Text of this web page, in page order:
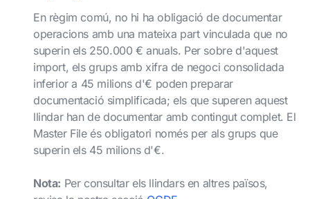
En règim comú, no hi ha obligació de documentar
operacions amb una mateixa part vinculada que no
superin els 250.000 € anuals. Per sobre d'aquest
import, els grups amb xifra de negoci consolidada
inferior a 45 milions d'€ poden preparar
documentació simplificada; els que superen aquest
llindar han de documentar amb contingut complet. El
Master File és obligatori només per als grups que
superin els 45 milions d'€.
Nota: Per consultar els llindars en altres països,